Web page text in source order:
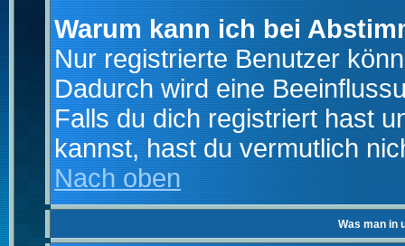
Warum kann ich bei
Nur registrierte Benutzer
Dadurch wird eine
Falls du dich registriert hast
kannst, hast du vermutlich
Nach oben
Was man in